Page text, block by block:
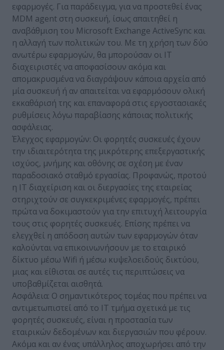
εφαρμογές. Για παράδειγμα, για να προστεθεί ένας
MDM agent στη συσκευή, ίσως απαιτηθεί η
αναβάθμιση του Microsoft Exchange ActiveSync και
η αλλαγή των πολιτικών του. Με τη χρήση των δύο
ανωτέρω εφαρμογών, θα μπορούσαν οι ΙΤ
διαχειριστές να αποφασίσουν ακόμα και
απομακρυσμένα να διαγράψουν κάποια αρχεία από
μία συσκευή ή αν απαιτείται να εφαρμόσουν ολική
εκκαθάρισή της και επαναφορά στις εργοστασιακές
ρυθμίσεις λόγω παραβίασης κάποιας πολιτικής
ασφάλειας.
Έλεγχος εφαρμογών: Οι φορητές συσκευές έχουν
την ιδιαιτερότητα της μικρότερης επεξεργαστικής
ισχύος, μνήμης και οθόνης σε σχέση με έναν
παραδοσιακό σταθμό εργασίας. Προφανώς, προτού
η ΙΤ διαχείριση και οι διεργασίες της εταιρείας
στηριχτούν σε συγκεκριμένες εφαρμογές, πρέπει
πρώτα να δοκιμαστούν για την επιτυχή λειτουργία
τους στις φορητές συσκευές. Επίσης πρέπει να
ελεγχθεί η απόδοση αυτών των εφαρμογών όταν
καλούνται να επικοινωνήσουν με το εταιρικό
δίκτυο μέσω Wifi ή μέσω κυψελοειδούς δικτύου,
μιας και είθισται σε αυτές τις περιπτώσεις να
υποβαθμίζεται αισθητά.
Ασφάλεια: Ο σημαντικότερος τομέας που πρέπει να
αντιμετωπιστεί από το ΙΤ τμήμα σχετικά με τις
φορητές συσκευές, είναι η προστασία των
εταιρικών δεδομένων και διεργασιών που φέρουν.
Ακόμα και αν ένας υπάλληλος αποχωρήσει από την